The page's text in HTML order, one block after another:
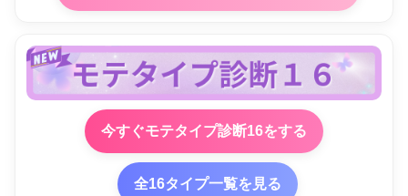
今すぐモテタイプ診断16をする
全16タイプ一覧を見る